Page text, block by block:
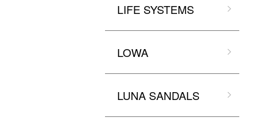
LIFE SYSTEMS
LOWA
LUNA SANDALS